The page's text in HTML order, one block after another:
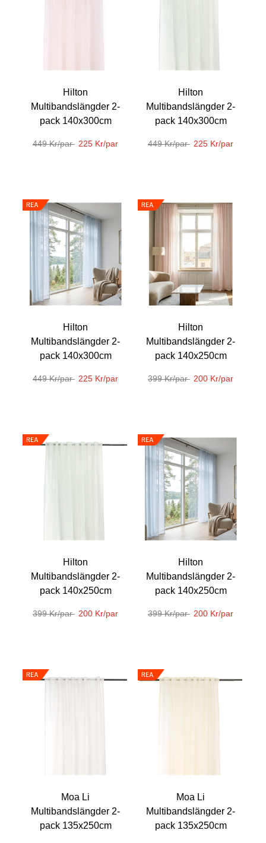
Hilton
Multibandslängder 2-
pack 140x300cm
449 Kr/par 225 Kr/par
Hilton
Multibandslängder 2-
pack 140x300cm
449 Kr/par 225 Kr/par
Hilton
Multibandslängder 2-
pack 140x300cm
449 Kr/par 225 Kr/par
Hilton
Multibandslängder 2-
pack 140x250cm
399 Kr/par 200 Kr/par
Hilton
Multibandslängder 2-
pack 140x250cm
399 Kr/par 200 Kr/par
Hilton
Multibandslängder 2-
pack 140x250cm
399 Kr/par 200 Kr/par
Moa Li
Multibandslängder 2-
pack 135x250cm
Moa Li
Multibandslängder 2-
pack 135x250cm